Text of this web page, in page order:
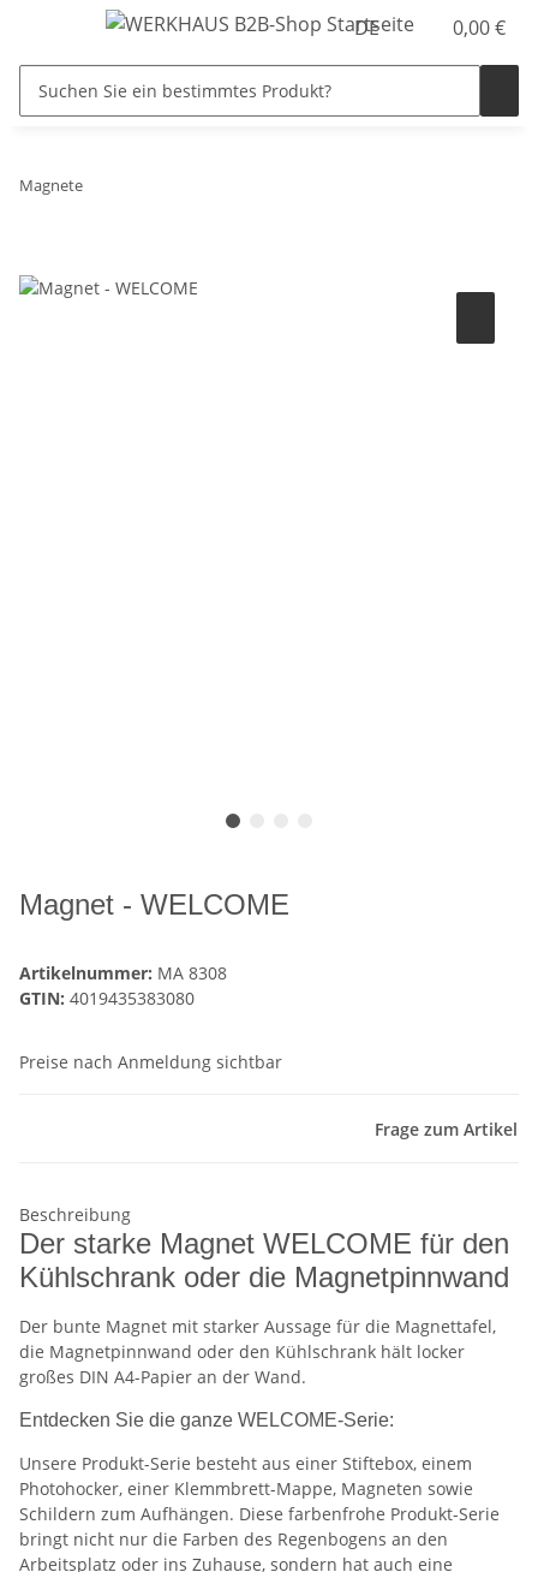
DE 0,00 €
Magnete
Magnet - WELCOME
Artikelnummer: MA 8308
GTIN: 4019435383080
Preise nach Anmeldung sichtbar
Frage zum Artikel
Beschreibung
Der starke Magnet WELCOME für den
Kühlschrank oder die Magnetpinnwand
Der bunte Magnet mit starker Aussage für die Magnettafel,
die Magnetpinnwand oder den Kühlschrank hält locker
großes DIN A4-Papier an der Wand.
Entdecken Sie die ganze WELCOME-Serie:
Unsere Produkt-Serie besteht aus einer Stiftebox, einem
Photohocker, einer Klemmbrett-Mappe, Magneten sowie
Schildern zum Aufhängen. Diese farbenfrohe Produkt-Serie
bringt nicht nur die Farben des Regenbogens an den
Arbeitsplatz oder ins Zuhause, sondern hat auch eine